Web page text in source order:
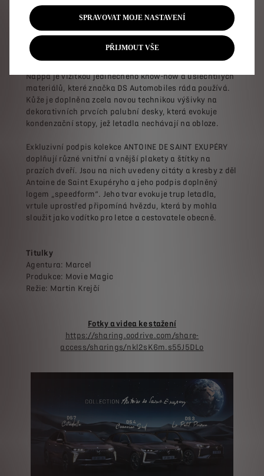
odstínu„ Vol de Nuit/Noční let“. Tento perleťový odstín s
pigmenty vytváří jemné zlatavé odlesky jako hvězdná
obloha za úsvitu.
Atmosféra v interiéru evokuje letce první poloviny
Nappa je vizitkou jedinečného know-how a ušlechtilých
materiálů, které značka DS Automobiles ráda používá.
Kůže je doplněna zcela novou technikou výšivky na
dekorativních prvcích palubní desky, která evokuje
kondenzační stopy, jež letadla nechávají na obloze.
Exkluzivní podpis kolekce ANTOINE DE SAINT EXUPÉRY
doplňují různé vnitřní a vnější plakety a štítky na
prazích dveří. Jsou na nich uvedeny citáty a kresby z děl
Antoine de Saint Exupéryho a jeho podpis doplněný
logem „speedform“. Jeho tvar evokuje trup letadla,
vrtule uprostřed připomíná hvězdu, která by mohla
sloužit jako vodítko pro letce a cestovatele obecně.
Titulky
Agentura: Marcel
Produkce: Movie Magic
Režie: Martin Krejčí
Fotky a videa ke stažení
https://sharing.oodrive.com/share-
access/sharings/nkl2sK6m.s55J5DLo
SPRAVOVAT MOJE NASTAVENÍ
PŘIJMOUT VŠE